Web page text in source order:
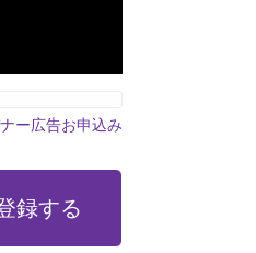
ー広告お申込み
録する